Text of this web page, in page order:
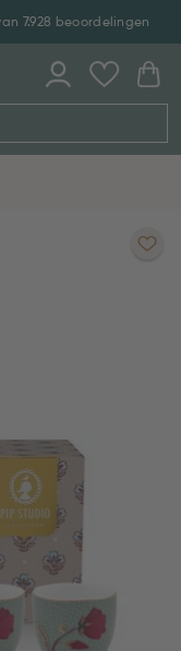
7.928 beoordelingen